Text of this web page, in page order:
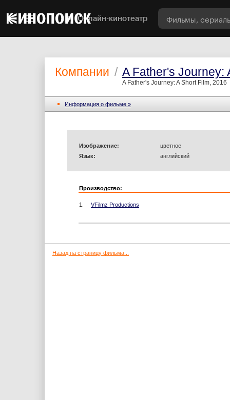
Онлайн-кинотеатр
Компании / A Father's Journey:
A Father's Journey: A Short Film, 2016
Информация o фильме »
Изображение:
цветное
Язык:
английский
Производство:
1. VFilmz Productions
Назад на страницу фильма...